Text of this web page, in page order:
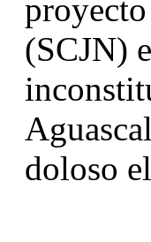
(SCJN)
doloso